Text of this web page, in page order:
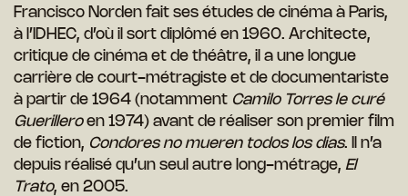
Francisco Norden fait ses études de cinéma à Paris,
à l’IDHEC, d’où il sort diplômé en 1960. Architecte,
critique de cinéma et de théâtre, il a une longue
carrière de court-métragiste et de documentariste
à partir de 1964 (notamment Camilo Torres le curé
Guerilleroen 1974) avant de réaliser son premier film
de fiction, Condores no mueren todos los dias. Il n’a
depuis réalisé qu’un seul autre long-métrage, El
Trato, en 2005.